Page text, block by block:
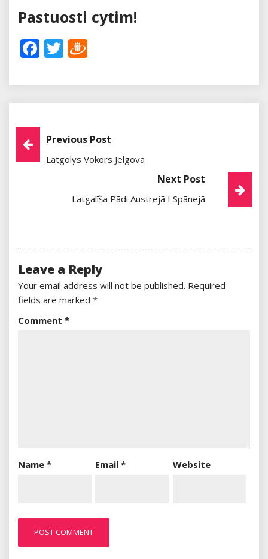
Pastuosti cytim!
Facebook
Twitter
Post
Navigation
Previous Post
Latgolys Vokors Jelgovā
Next Post
Latgalīša Pādi Austrejā I Spānejā
Leave a Reply
Your email address will not be published. Required
fields are marked *
Comment *
Name * Email* Website